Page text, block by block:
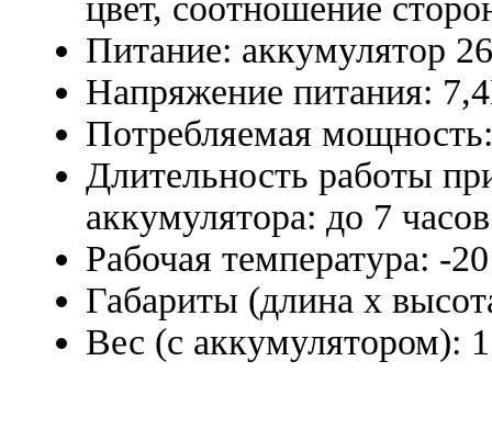
Питание: аккумулятор
Напряжение питания:
Потребляемая
Длительность работы
аккумулятора: до 7
Рабочая температура: -
Габариты (длина х
Вес (с аккумулятором):